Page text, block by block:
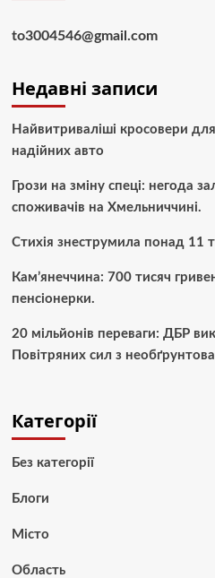
to3004546@gmail.com
Недавні записи
Найвитриваліші кросовери
надійних авто
Грози на зміну спеці: негода
споживачів на Хмельниччині.
Стихія знеструмила понад 11
Кам’янеччина: 700 тисяч
пенсіонерки.
20 мільйонів переваги: ДБР
Повітряних сил з
Категорії
Без категорії
Блоги
Місто
Область